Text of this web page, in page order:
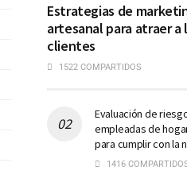
Estrategias de
artesanal para atraer a
clientes
1522 COMPARTIDOS
Evaluación de
empleadas de
para cumplir con la
1416